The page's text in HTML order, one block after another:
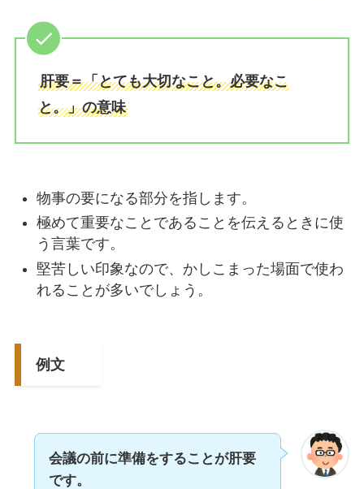
肝要＝「とても大切なこと。必要なこ
と。」の意味
物事の要になる部分を指します。
極めて重要なことであることを伝えるときに使
う言葉です。
堅苦しい印象なので、かしこまった場面で使わ
れることが多いでしょう。
例文
会議の前に準備をすることが肝要
です。